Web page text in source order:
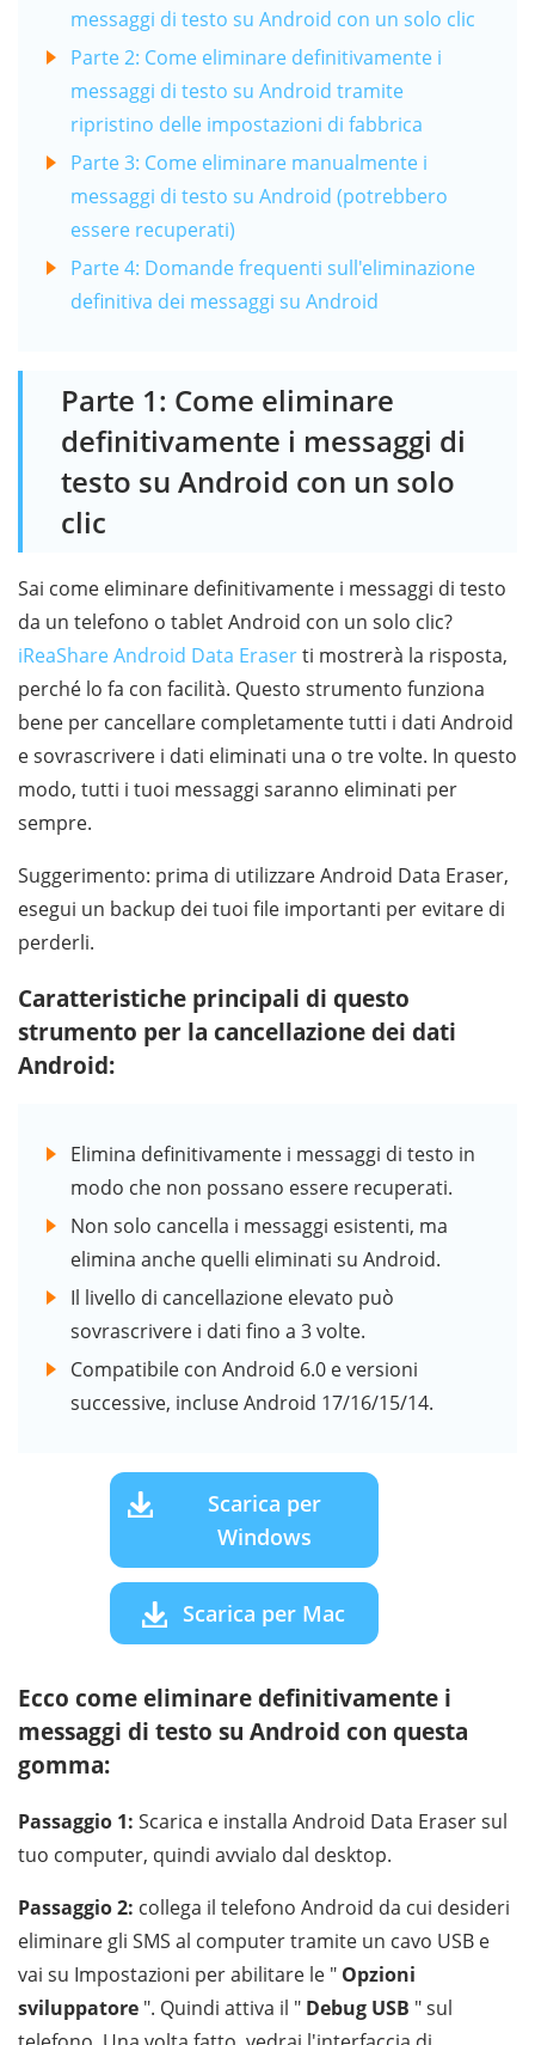
messaggi di testo su Android con un solo clic
Parte 2: Come eliminare definitivamente i
messaggi di testo su Android tramite
ripristino delle impostazioni di fabbrica
Parte 3: Come eliminare manualmente i
messaggi di testo su Android (potrebbero
essere recuperati)
Parte 4: Domande frequenti sull'eliminazione
definitiva dei messaggi su Android
Parte 1: Come eliminare
definitivamente i messaggi di
testo su Android con un solo
clic
Sai come eliminare definitivamente i messaggi di testo
da un telefono o tablet Android con un solo clic?
iReaShare Android Data Eraserti mostrerà la risposta,
perché lo fa con facilità. Questo strumento funziona
bene per cancellare completamente tutti i dati Android
e sovrascrivere i dati eliminati una o tre volte. In questo
modo, tutti i tuoi messaggi saranno eliminati per
sempre.
Suggerimento: prima di utilizzare Android Data Eraser,
esegui un backup dei tuoi file importanti per evitare di
perderli.
Caratteristiche principali di questo
strumento per la cancellazione dei dati
Android:
Elimina definitivamente i messaggi di testo in
modo che non possano essere recuperati.
Non solo cancella i messaggi esistenti, ma
elimina anche quelli eliminati su Android.
Il livello di cancellazione elevato può
sovrascrivere i dati fino a 3 volte.
Compatibile con Android 6.0 e versioni
successive, incluse Android 17/16/15/14.
Scarica per
Windows
Scarica per Mac
Ecco come eliminare definitivamente i
messaggi di testo su Android con questa
gomma:
Passaggio 1: Scarica e installa Android Data Eraser sul
tuo computer, quindi avvialo dal desktop.
Passaggio 2: collega il telefono Android da cui desideri
eliminare gli SMS al computer tramite un cavo USB e
vai su Impostazioni per abilitare le " Opzioni
sviluppatore ". Quindi attiva il " Debug USB " sul